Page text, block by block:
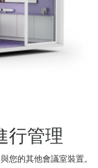
行管理
您的其他會議室裝置。